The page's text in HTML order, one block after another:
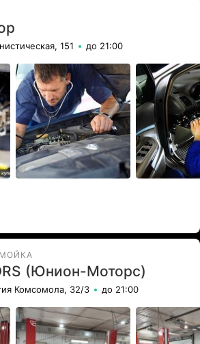
151 до 21:00
(Юнион-Моторс)
Комсомола, 32/3 до 21:00